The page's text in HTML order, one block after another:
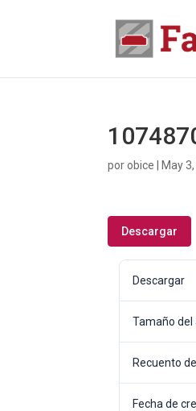
porobice May
Descargar
Descargar
Tamaño del
Recuento
Fecha de